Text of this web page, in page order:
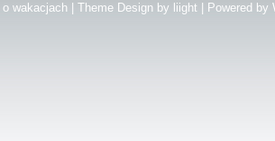
o wakacjach | Theme Design by liight | Powered by